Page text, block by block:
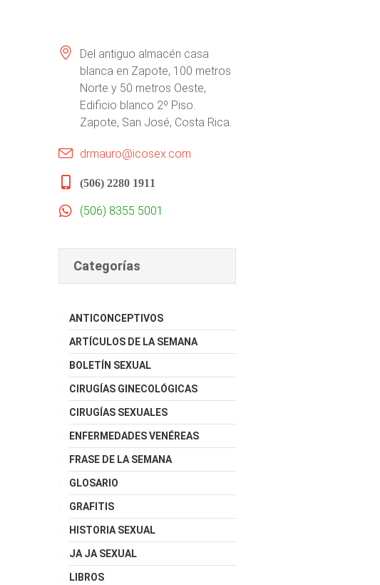
Del antiguo almacén casa
blanca en Zapote, 100 metros
Norte y 50 metros Oeste,
Edificio blanco 2º Piso.
Zapote, San José, Costa Rica.
drmauro@icosex.com
(506) 2280 1911
(506) 8355 5001
Categorías
ANTICONCEPTIVOS
ARTÍCULOS DE LA SEMANA
BOLETÍN SEXUAL
CIRUGÍAS GINECOLÓGICAS
CIRUGÍAS SEXUALES
ENFERMEDADES VENÉREAS
FRASE DE LA SEMANA
GLOSARIO
GRAFITIS
HISTORIA SEXUAL
JA JA SEXUAL
LIBROS